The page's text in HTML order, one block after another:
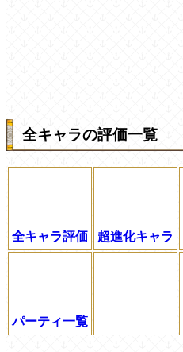
全キャラの評価一覧
全キャラ評価 超進化キャラ
パーティ一覧